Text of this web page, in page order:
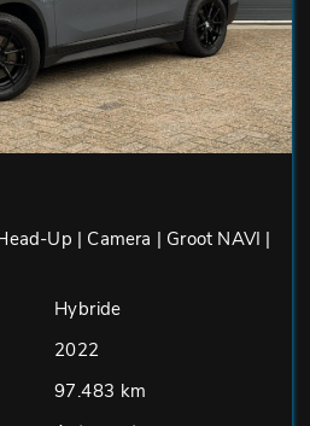
Up | Camera | Groot NAVI |
Hybride
2022
97.483 km